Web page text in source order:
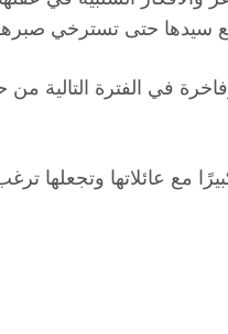
مع سيدها حتى تسترخي
في الفترة التالية من
عائلاتها وتجعلها